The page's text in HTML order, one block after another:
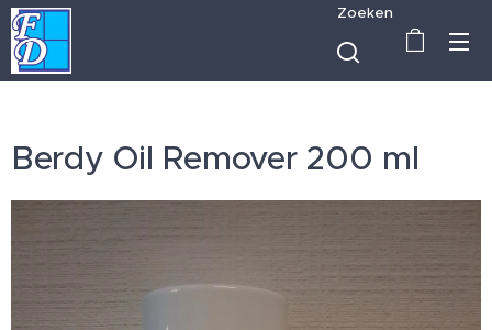
Zoeken
Berdy Oil Remover 200 ml